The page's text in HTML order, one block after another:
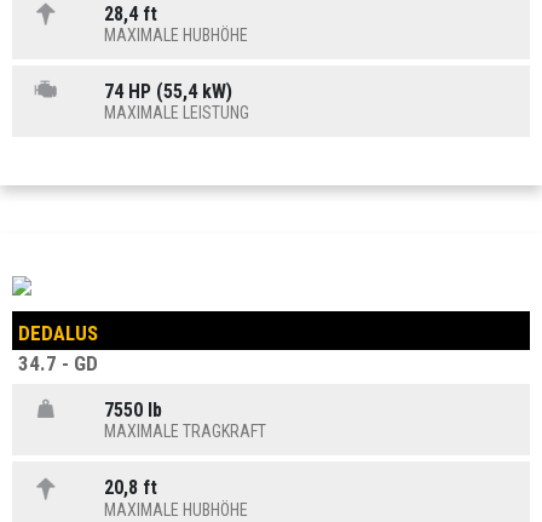
28,4 ft
MAXIMALE HUBHÖHE
74 HP (55,4 kW)
MAXIMALE LEISTUNG
DEDALUS
34.7 - GD
7550 lb
MAXIMALE TRAGKRAFT
20,8 ft
MAXIMALE HUBHÖHE